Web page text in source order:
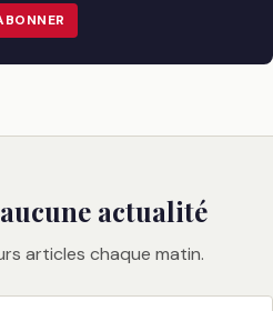
actualité
articles chaque matin.